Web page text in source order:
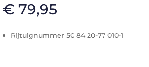
€ 79,95
Rijtuignummer 50 84 20-77 010-1